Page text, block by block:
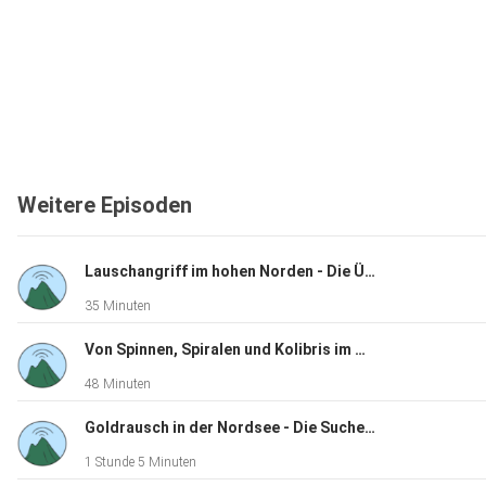
Weitere Episoden
Lauschangriff im hohen Norden - Die Überreste früherer Radarspionage auf Island
35 Minuten
Von Spinnen, Spiralen und Kolibris im Wüstensand
48 Minuten
Goldrausch in der Nordsee - Die Suche nach dem Wrack der "Lutine"
1 Stunde 5 Minuten